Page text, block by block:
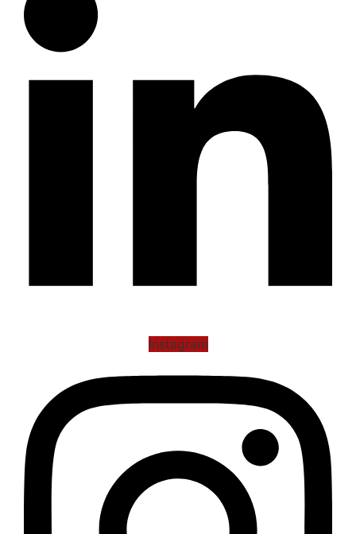
Instagram